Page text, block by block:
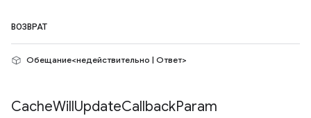
ВОЗВРАТ
Обещание<недействительно | Ответ>
CacheWillUpdateCallbackParam